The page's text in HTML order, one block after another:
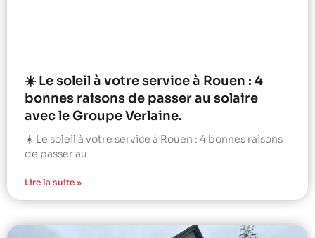
☀️ Le soleil à votre service à Rouen : 4
bonnes raisons de passer au solaire
avec le Groupe Verlaine.
☀️ Le soleil à votre service à Rouen : 4 bonnes raisons
de passer au
Lire la suite »